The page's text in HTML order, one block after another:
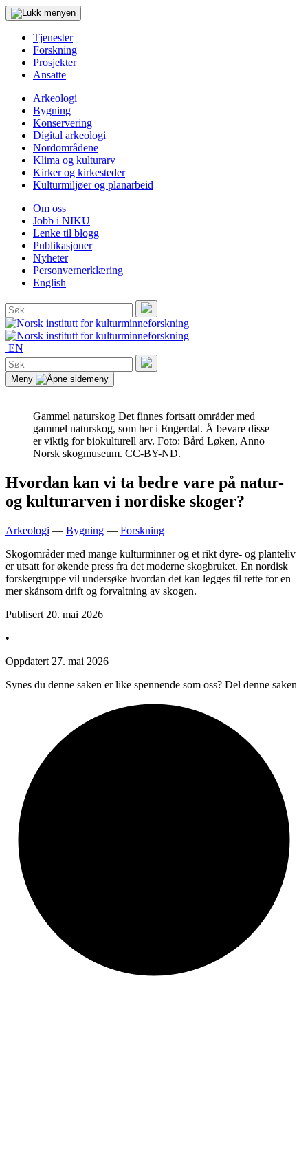
Tjenester
Forskning
Prosjekter
Ansatte
Arkeologi
Bygning
Konservering
Digital arkeologi
Nordområdene
Klima og kulturarv
Kirker og kirkesteder
Kulturmiljøer og planarbeid
Om oss
Jobb i NIKU
Lenke til blogg
Publikasjoner
Nyheter
Personvernerklæring
English
Søk
etter:
Søk
EN
Søk
etter:
Søk
Meny
Gammel naturskog Det finnes fortsatt områder med
gammel naturskog, som her i Engerdal. Å bevare disse
er viktig for biokulturell arv. Foto: Bård Løken, Anno
Norsk skogmuseum. CC-BY-ND.
Hvordan kan vi ta bedre vare på natur-
og kulturarven i nordiske skoger?
Arkeologi — Bygning — Forskning
Skogområder med mange kulturminner og et rikt dyre- og planteliv
er utsatt for økende press fra det moderne skogbruket. En nordisk
forskergruppe vil undersøke hvordan det kan legges til rette for en
mer skånsom drift og forvaltning av skogen.
Publisert 20. mai 2026
•
Oppdatert 27. mai 2026
Synes du denne saken er like spennende som oss? Del denne saken